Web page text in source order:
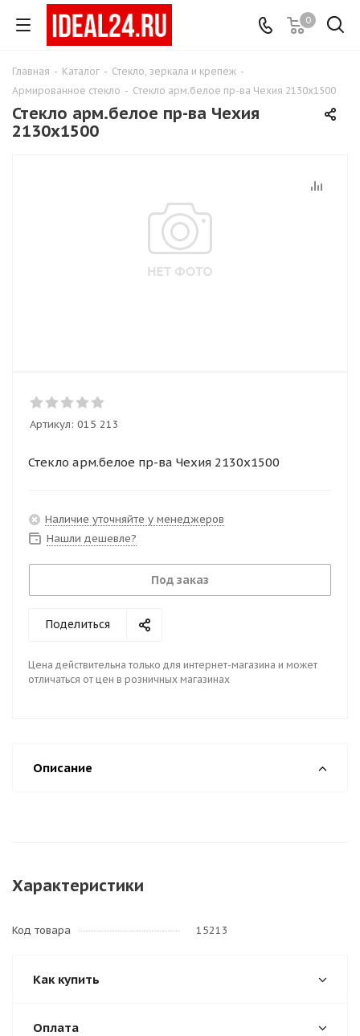
0
Главная - Каталог - Стекло, зеркала и крепеж -
Армированное стекло - Стекло арм.белое пр-ва Чехия 2130х1500
Стекло арм.белое пр-ва Чехия
2130х1500
Артикул: 015 213
Стекло арм.белое пр-ва Чехия 2130х1500
Наличие уточняйте у менеджеров
Нашли дешевле?
Под заказ
Поделиться
Цена действительна только для интернет-магазина и может
отличаться от цен в розничных магазинах
Описание
Характеристики
Код товара 15213
Как купить
Оплата